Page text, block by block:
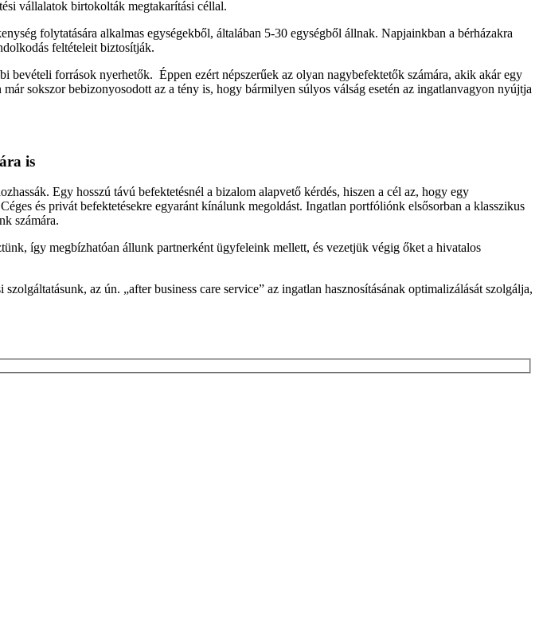
vállalatok birtokolták megtakarítási céllal.
folytatására alkalmas egységekből, általában 5-30 egységből állnak. Napjainkban a bérházakra
feltételeit biztosítják.
források nyerhetők. Éppen ezért népszerűek az olyan nagybefektetők számára, akik akár egy
sokszor bebizonyosodott az a tény is, hogy bármilyen súlyos válság esetén az ingatlanvagyon nyújtja
is
Egy hosszú távú befektetésnél a bizalom alapvető kérdés, hiszen a cél az, hogy egy
és privát befektetésekre egyaránt kínálunk megoldást. Ingatlan portfóliónk elsősorban a klasszikus
számára.
így megbízhatóan állunk partnerként ügyfeleink mellett, és vezetjük végig őket a hivatalos
az ún. „after business care service” az ingatlan hasznosításának optimalizálását szolgálja,